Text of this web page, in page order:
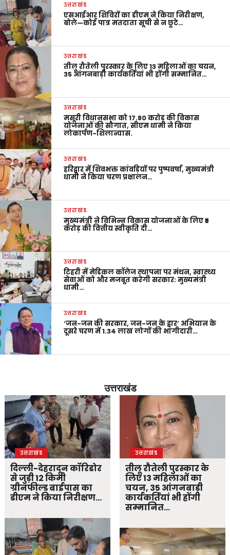
उत्तराखंड
एसआईआर शिविरों का डीएम ने किया निरीक्षण,
बोले—कोई पात्र मतदाता सूची से न छूटे…
उत्तराखंड
तीलू रौतेली पुरस्कार के लिए 13 महिलाओं का चयन,
35 आंगनबाड़ी कार्यकर्तियां भी होंगी सम्मानित…
उत्तराखंड
मसूरी विधानसभा को 17.80 करोड़ की विकास
योजनाओं की सौगात, सीएम धामी ने किया
लोकार्पण-शिलान्यास.
उत्तराखंड
हरिद्वार में शिवभक्त कांवड़ियों पर पुष्पवर्षा, मुख्यमंत्री
धामी ने किया चरण प्रक्षालन…
उत्तराखंड
मुख्यमंत्री ने विभिन्न विकास योजनाओं के लिए ₹5
करोड़ की वित्तीय स्वीकृति दी…
उत्तराखंड
टिहरी में मेडिकल कॉलेज स्थापना पर मंथन, स्वास्थ्य
सेवाओं को और मजबूत करेगी सरकार: मुख्यमंत्री
धामी…
उत्तराखंड
‘जन-जन की सरकार, जन-जन के द्वार’ अभियान के
दूसरे चरण में 1.34 लाख लोगों की भागीदारी…
उत्तराखंड
उत्तराखंड
दिल्ली-देहरादून कॉरिडोर
से जुड़ी 12 किमी
ग्रीनफील्ड बाईपास का
डीएम ने किया निरीक्षण…
उत्तराखंड
तीलू रौतेली पुरस्कार के
लिए 13 महिलाओं का
चयन, 35 आंगनबाड़ी
कार्यकर्तियां भी होंगी
सम्मानित…